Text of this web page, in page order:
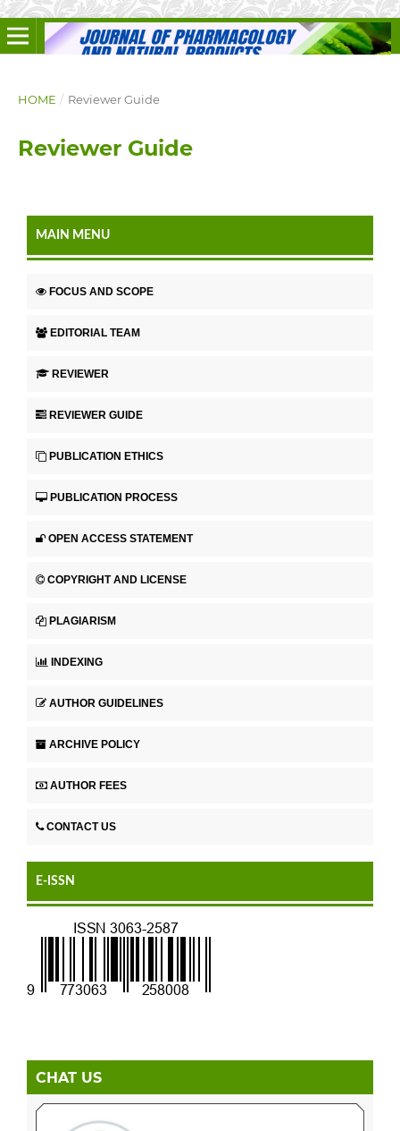
HOME / Reviewer Guide
Reviewer Guide
MAIN MENU
FOCUS AND SCOPE
EDITORIAL TEAM
REVIEWER
REVIEWER GUIDE
PUBLICATION ETHICS
PUBLICATION PROCESS
OPEN ACCESS STATEMENT
COPYRIGHT AND LICENSE
PLAGIARISM
INDEXING
AUTHOR GUIDELINES
ARCHIVE POLICY
AUTHOR FEES
CONTACT US
E-ISSN
CHAT US